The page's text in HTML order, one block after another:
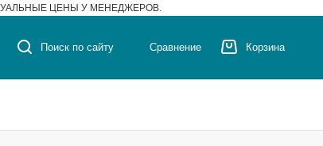
ЦЕНЫ У МЕНЕДЖЕРОВ.
Поиск по сайту Сравнение Корзина